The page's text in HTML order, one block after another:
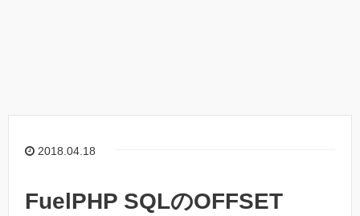
2018.04.18
FuelPHP SQLのOFFSET